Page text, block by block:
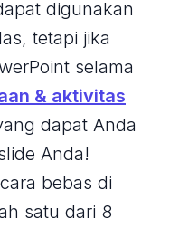
digunakan
tetapi jika
selama
& aktivitas
dapat Anda
Anda!
bebas di
satu dari 8